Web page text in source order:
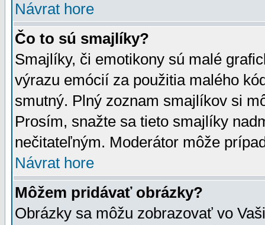
Návrat hore
Čo to sú smajlíky?
Smajlíky, či emotikony sú malé
výrazu emócií za použitia malého
smutný. Plný zoznam smajlíkov si
Prosím, snažte sa tieto smajlíky
nečitateľným. Moderátor môže
Návrat hore
Môžem pridávať obrázky?
Obrázky sa môžu zobrazovať vo